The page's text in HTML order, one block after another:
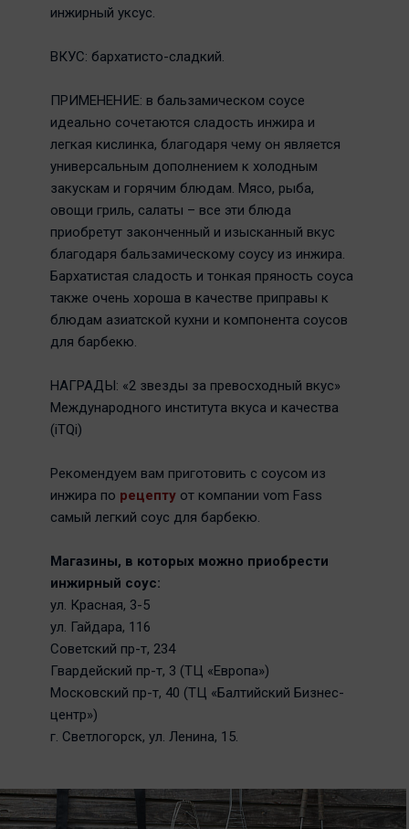
инжирный уксус.
ВКУС: бархатисто-сладкий.
ПРИМЕНЕНИЕ: в бальзамическом соусе
идеально сочетаются сладость инжира и
легкая кислинка, благодаря чему он является
универсальным дополнением к холодным
закускам и горячим блюдам. Мясо, рыба,
овощи гриль, салаты – все эти блюда
приобретут законченный и изысканный вкус
благодаря бальзамическому соусу из инжира.
Бархатистая сладость и тонкая пряность соуса
также очень хороша в качестве приправы к
блюдам азиатской кухни и компонента соусов
для барбекю.
НАГРАДЫ: «2 звезды за превосходный вкус»
Международного института вкуса и качества
(iTQi)
Рекомендуем вам приготовить с соусом из
инжира по рецепту от компании vom Fass
самый легкий соус для барбекю.
Магазины, в которых можно приобрести
инжирный соус:
ул. Красная, 3-5
ул. Гайдара, 116
Советский пр-т, 234
Гвардейский пр-т, 3 (ТЦ «Европа»)
Московский пр-т, 40 (ТЦ «Балтийский Бизнес-
центр»)
г. Светлогорск, ул. Ленина, 15.